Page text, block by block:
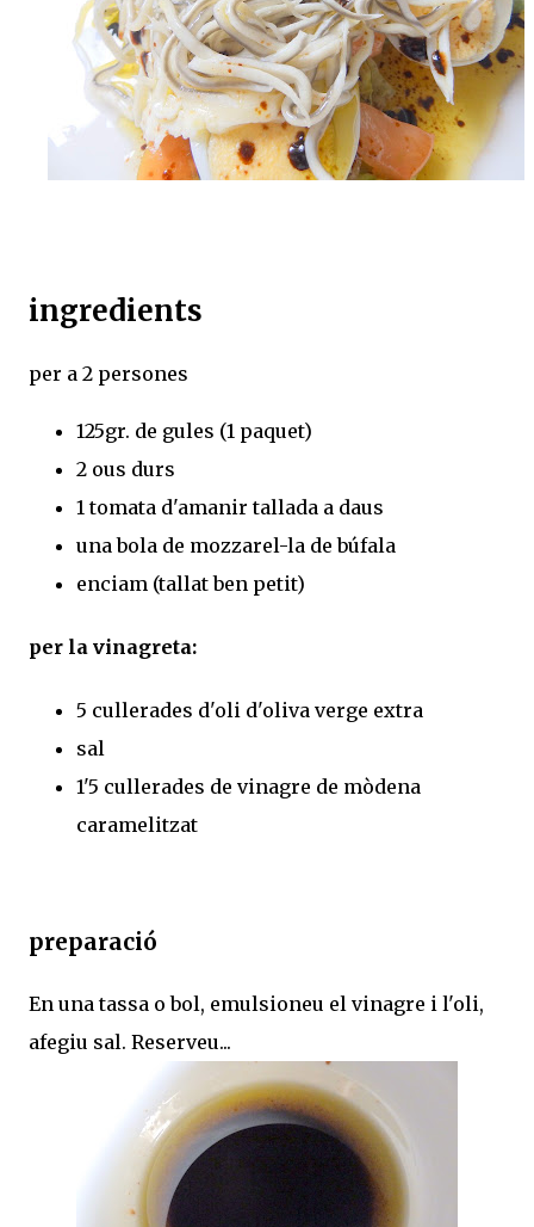
ingredients
per a 2 persones
125gr. de gules (1 paquet)
2 ous durs
1 tomata d'amanir tallada a daus
una bola de mozzarel-la de búfala
enciam (tallat ben petit)
per la vinagreta:
5 cullerades d'oli d'oliva verge extra
sal
1'5 cullerades de vinagre de mòdena
caramelitzat
preparació
En una tassa o bol, emulsioneu el vinagre i l'oli,
afegiu sal. Reserveu...